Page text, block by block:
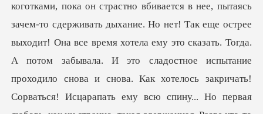
Скачать приложение
коготками, пока он страстно вбивается в нее, пытаясь
зачем-то сдерживать дыхание. Но нет! Так еще острее
выходит! Она все время хотела ему это сказать. Тогда.
А потом забывала. И это сладостное испытание
проходило снова и